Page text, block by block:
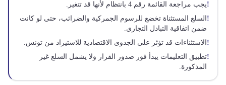
!يجب مراجعة القائمة رقم 4 بانتظام لأنها قد تتغير.
! السلع المستثناة تخضع للرسوم الجمركية والضرائب، حتى لو كانت
ضمن اتفاقية التبادل التجاري.
! الاستثناءات قد تؤثر على الجدوى الاقتصادية للاستيراد من تونس.
!تطبيق التعليمات يبدأ فور صدور القرار ولا يشمل السلع غير
المذكورة.